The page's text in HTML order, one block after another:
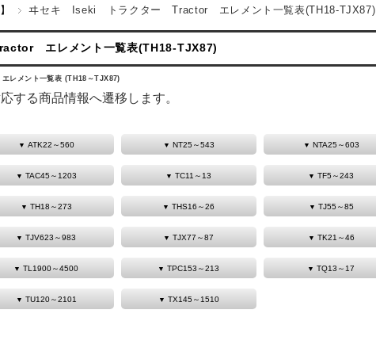
ヰセキ Iseki トラクター Tractor エレメント一覧表(TH18-TJX87)
エレメント一覧表(TH18-TJX87)
メント一覧表 (TH18～TJX87)
する商品情報へ遷移します。
ATK22～560 NT25～543 NTA25～603
TAC45～1203 TC11～13 TF5～243
TH18～273 THS16～26 TJ55～85
TJV623～983 TJX77～87 TK21～46
TL1900～4500 TPC153～213 TQ13～17
TU120～2101 TX145～1510